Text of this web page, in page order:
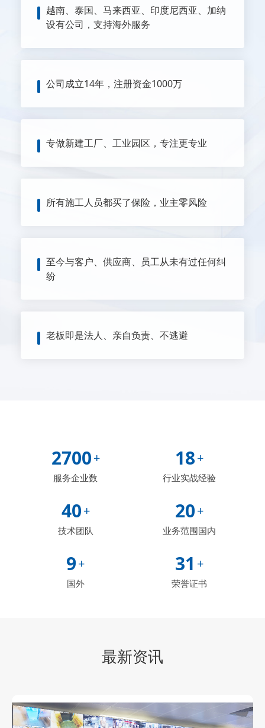
越南、泰国、马来西亚、印度尼西亚、加纳
设有公司，支持海外服务
公司成立14年，注册资金1000万
专做新建工厂、工业园区，专注更专业
所有施工人员都买了保险，业主零风险
至今与客户、供应商、员工从未有过任何纠
纷
老板即是法人、亲自负责、不逃避
2700+
服务企业数
18+
行业实战经验
40+
技术团队
20+
业务范围国内
9+
国外
31 +
荣誉证书
最新资讯